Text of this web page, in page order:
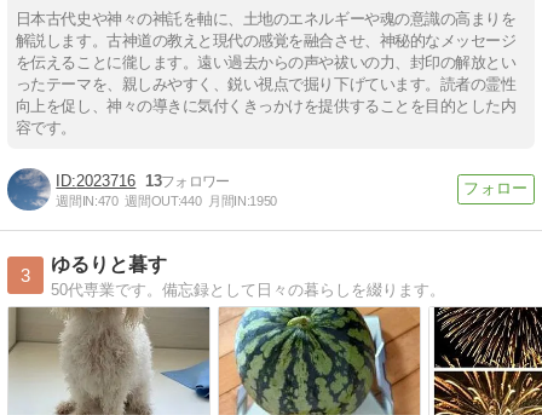
日本古代史や神々の神託を軸に、土地のエネルギーや魂の意識の高まりを
解説します。古神道の教えと現代の感覚を融合させ、神秘的なメッセージ
を伝えることに徿します。遠い過去からの声や祓いの力、封印の解放とい
ったテーマを、親しみやすく、鋭い視点で掘り下げています。読者の霊性
向上を促し、神々の導きに気付くきっかけを提供することを目的とした内
容です。
2023716 13
週間IN:470 週間OUT:440 月間IN:1950
3
ゆるりと暮す
50代専業です。備忘録として日々の暮らしを綴ります。